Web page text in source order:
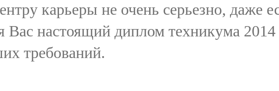
карьеры не очень серьезно, даже
Вас настоящий диплом техникума
требований.